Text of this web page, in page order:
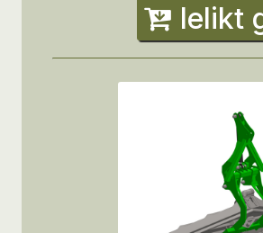
Ielikt